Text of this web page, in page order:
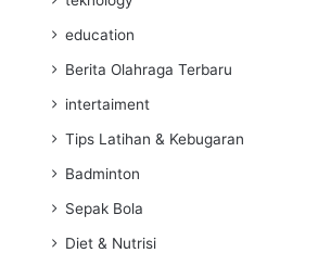
education
Berita Olahraga Terbaru
intertaiment
Tips Latihan & Kebugaran
Badminton
Sepak Bola
Diet & Nutrisi